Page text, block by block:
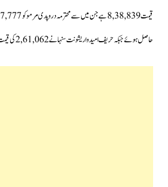
حاصل ہوئے جبکہ حریف امیدوار یشونت سنہا نے 2,61,062 کی قیمت کے حامل 1058 ووٹ حاصل کیے۔